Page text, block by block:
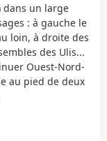
dans un large
: à gauche le
loin, à droite des
des Ulis...
Ouest-Nord-
au pied de deux